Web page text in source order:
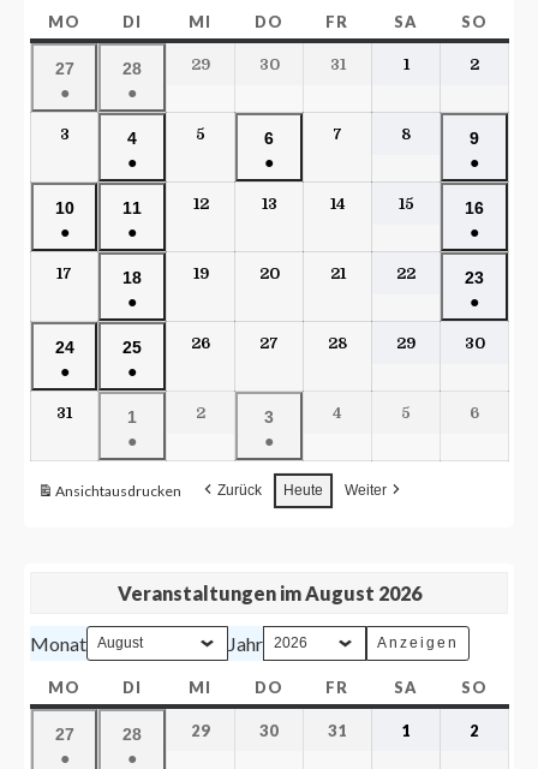
MO DI MI DO FR SA SO
27
●
28
●
29 30 31 1 2
3
4
●
5
6
●
7 8
9
●
10
●
11
●
12 13 14 15
16
●
17
18
●
19 20 21 22
23
●
24
●
25
●
26 27 28 29 30
31
1
●
2
3
●
4 5 6
Ansichtausdrucken Zurück Heute Weiter
Veranstaltungen im August 2026
Monat Jahr
MO DI MI DO FR SA SO
27
●
28
●
29 30 31 1 2